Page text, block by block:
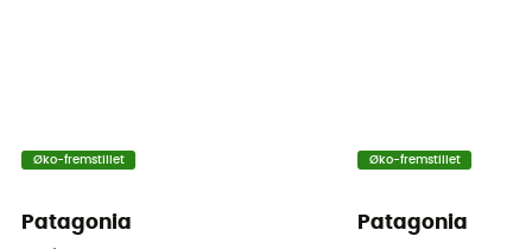
Øko-fremstillet
Patagonia
Øko-fremstillet
Patagonia